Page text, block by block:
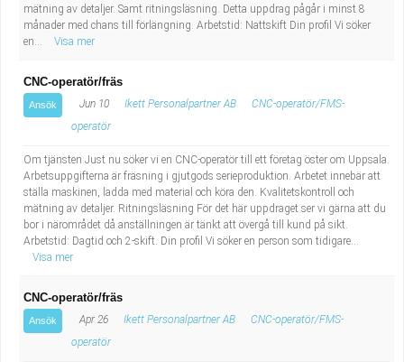
mätning av detaljer. Samt ritningsläsning. Detta uppdrag pågår i minst 8
månader med chans till förlängning. Arbetstid: Nattskift Din profil Vi söker
en...
Visa mer
CNC-operatör/fräs
Ansök Jun 10 Ikett Personalpartner AB
CNC-operatör/FMS-
operatör
Om tjänsten Just nu söker vi en CNC-operatör till ett företag öster om Uppsala.
Arbetsuppgifterna är fräsning i gjutgods serieproduktion. Arbetet innebär att
ställa maskinen, ladda med material och köra den. Kvalitetskontroll och
mätning av detaljer. Ritningsläsning För det här uppdraget ser vi gärna att du
bor i närområdet då anställningen är tänkt att övergå till kund på sikt.
Arbetstid: Dagtid och 2-skift. Din profil Vi söker en person som tidigare...
Visa mer
CNC-operatör/fräs
Ansök Apr 26 Ikett Personalpartner AB
CNC-operatör/FMS-
operatör